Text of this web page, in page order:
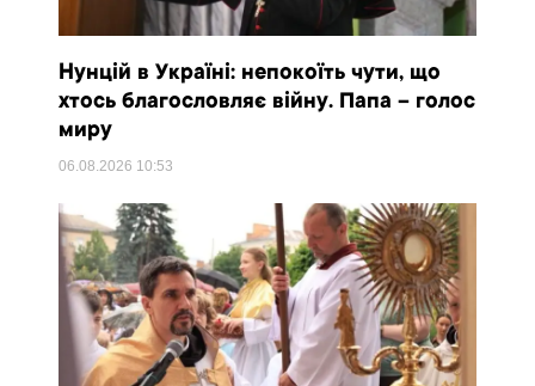
Нунцій в Україні: непокоїть чути, що
хтось благословляє війну. Папа – голос
миру
06.08.2026 10:53